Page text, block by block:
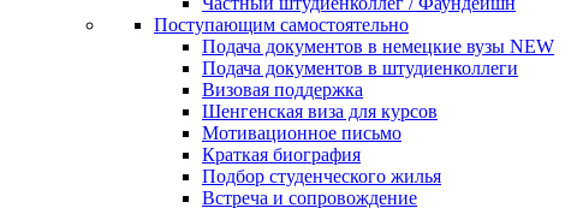
Поступающим самостоятельно
Подача документов в немецкие вузы NEW
Подача документов в штудиенколлеги
Визовая поддержка
Шенгенская виза для курсов
Мотивационное письмо
Краткая биография
Подбор студенческого жилья
Встреча и сопровождение